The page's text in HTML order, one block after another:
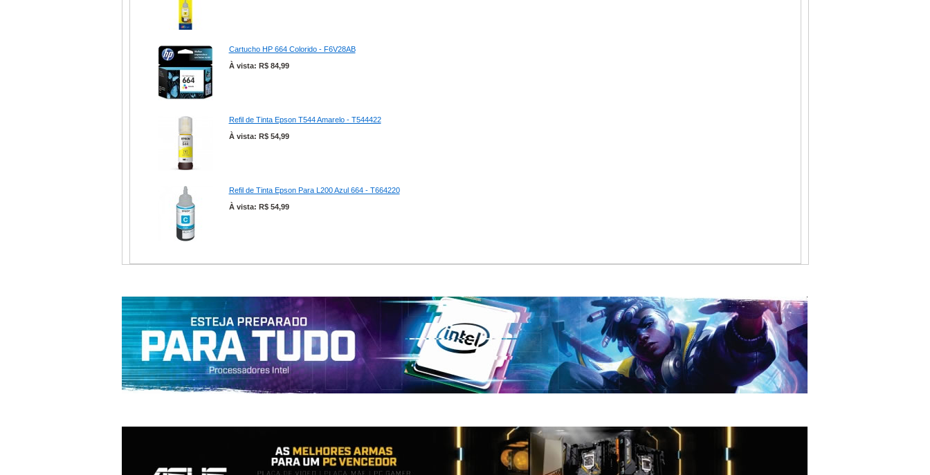
Cartucho HP 664 Colorido - F6V28AB
À vista: R$ 84,99
Refil de Tinta Epson T544 Amarelo - T544422
À vista: R$ 54,99
Refil de Tinta Epson Para L200 Azul 664 - T664220
À vista: R$ 54,99